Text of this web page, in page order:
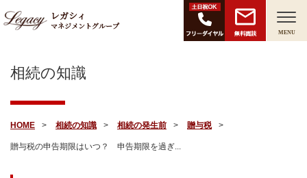
レガシィ
マネジメントグループ
無料面談 MENU
相続の知識
HOME 相続の知識 相続の発生前 贈与税
贈与税の申告期限はいつ？ 申告期限を過ぎ...